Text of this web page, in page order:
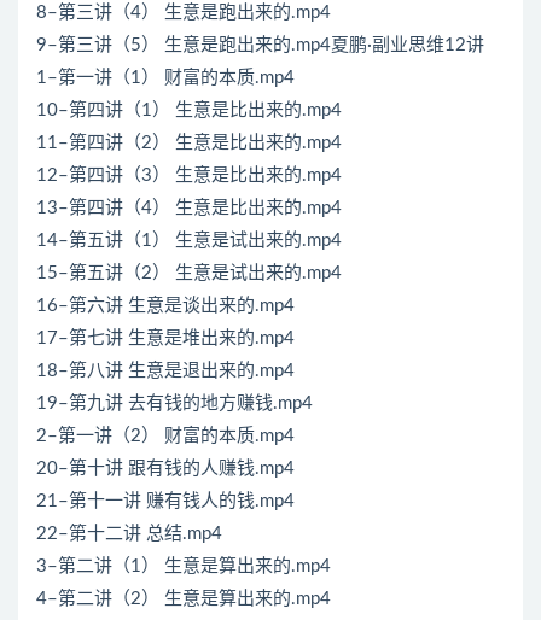
8–第三讲（4） 生意是跑出来的.mp4
9–第三讲（5） 生意是跑出来的.mp4夏鹏·副业思维12讲
1–第一讲（1） 财富的本质.mp4
10–第四讲（1） 生意是比出来的.mp4
11–第四讲（2） 生意是比出来的.mp4
12–第四讲（3） 生意是比出来的.mp4
13–第四讲（4） 生意是比出来的.mp4
14–第五讲（1） 生意是试出来的.mp4
15–第五讲（2） 生意是试出来的.mp4
16–第六讲 生意是谈出来的.mp4
17–第七讲 生意是堆出来的.mp4
18–第八讲 生意是退出来的.mp4
19–第九讲 去有钱的地方赚钱.mp4
2–第一讲（2） 财富的本质.mp4
20–第十讲 跟有钱的人赚钱.mp4
21–第十一讲 赚有钱人的钱.mp4
22–第十二讲 总结.mp4
3–第二讲（1） 生意是算出来的.mp4
4–第二讲（2） 生意是算出来的.mp4